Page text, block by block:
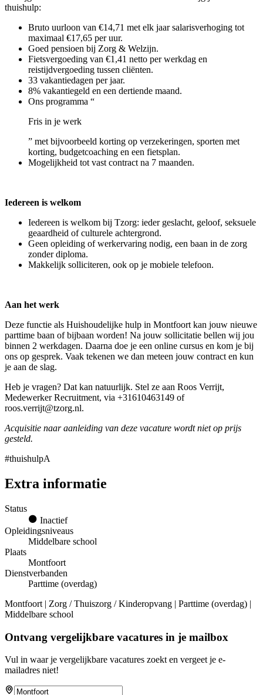
thuishulp:
Bruto uurloon van €14,71 met elk jaar salarisverhoging tot
maximaal €17,65 per uur.
Goed pensioen bij Zorg & Welzijn.
Fietsvergoeding van €1,41 netto per werkdag en
reistijdvergoeding tussen cliënten.
33 vakantiedagen per jaar.
8% vakantiegeld en een dertiende maand.
Ons programma “
Fris in je werk
” met bijvoorbeeld korting op verzekeringen, sporten met
korting, budgetcoaching en een fietsplan.
Mogelijkheid tot vast contract na 7 maanden.
Iedereen is welkom
Iedereen is welkom bij Tzorg: ieder geslacht, geloof, seksuele
geaardheid of culturele achtergrond.
Geen opleiding of werkervaring nodig, een baan in de zorg
zonder diploma.
Makkelijk solliciteren, ook op je mobiele telefoon.
Aan het werk
Deze functie als Huishoudelijke hulp in Montfoort kan jouw nieuwe
parttime baan of bijbaan worden! Na jouw sollicitatie bellen wij jou
binnen 2 werkdagen. Daarna doe je een online cursus en kom je bij
ons op gesprek. Vaak tekenen we dan meteen jouw contract en kun
je aan de slag.
Heb je vragen? Dat kan natuurlijk. Stel ze aan Roos Verrijt,
Medewerker Recruitment, via +31610463149 of
roos.verrijt@tzorg.nl.
Acquisitie naar aanleiding van deze vacature wordt niet op prijs
gesteld.
#thuishulpA
Extra informatie
Status
Inactief
Opleidingsniveaus
Middelbare school
Plaats
Montfoort
Dienstverbanden
Parttime (overdag)
Montfoort | Zorg / Thuiszorg / Kinderopvang | Parttime (overdag) |
Middelbare school
Ontvang vergelijkbare vacatures in je mailbox
Vul in waar je vergelijkbare vacatures zoekt en vergeet je e-
mailadres niet!